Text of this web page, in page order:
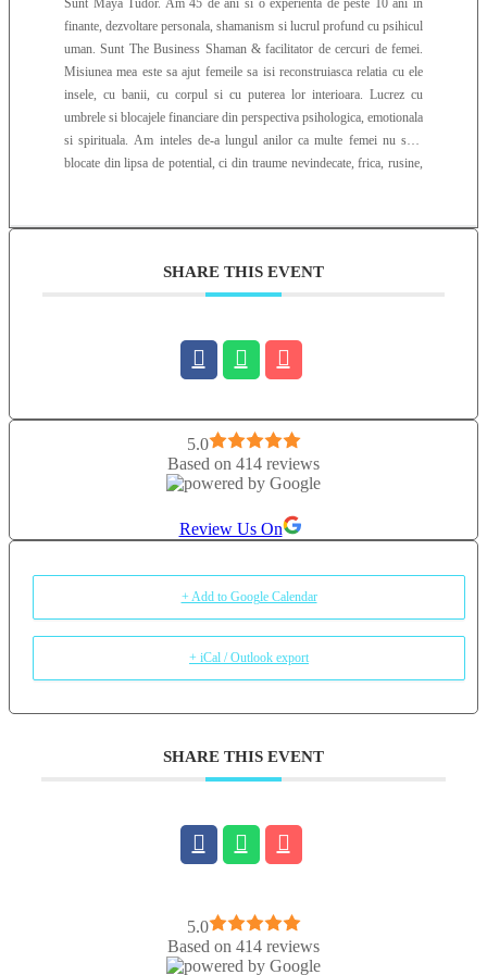
finante, dezvoltare personala, shamanism si lucrul profund cu psihicul
uman. Sunt The Business Shaman & facilitator de cercuri de femei.
Misiunea mea este sa ajut femeile sa isi reconstruiasca relatia cu ele
insele, cu banii, cu corpul si cu puterea lor interioara. Lucrez cu
umbrele si blocajele financiare din perspectiva psihologica, emotionala
si spirituala. Am inteles de-a lungul anilor ca multe femei nu sunt
blocate din lipsa de potential, ci din traume nevindecate, frica, rusine,
shamance, lucru energetic si ritualic, cu instrumente contemporane de
care le creez, lucrez cu energia vitala, feminitatea, corpul eteric si
reconectarea femeii la propria intuitie, autenticitate si putere creatoare.
exterior, ci din energia pe care o porti in interior. De aceea vorbesc
despre ceea ce numesc “botoxul corpului eteric”, adică procesul de
compenseze prin suferinta sau interventii chirurgicale abuzive
exterioare. Comunitatea Femeilor WOW este spatiul pe care l-am creat
pentru femeile care nu mai vor doar sa supravietuiasca sau sa
SHARE THIS EVENT
5.0
Based on 414 reviews
Review Us On
+ Add to Google Calendar
+ iCal / Outlook export
SHARE THIS EVENT
5.0
Based on 414 reviews